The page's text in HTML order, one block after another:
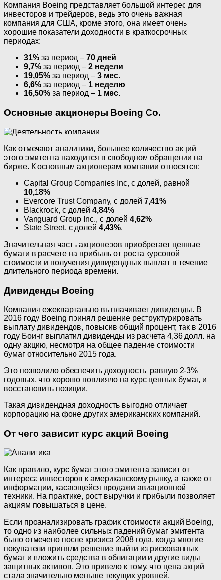
Компания Boeing представляет большой интерес для
инвесторов и трейдеров, ведь это очень важная
компания для США, кроме этого, она имеет очень
хорошие показатели доходности в краткосрочных
периодах:
31% за период – 70 дней
9,7% за период – 2 недели
19,05% за период – 3 мес.
6,6% за период – 1 неделю
16,50% за период – 1 мес.
Основные акционеры Boeing Co.
Как отмечают аналитики, большее количество акций
этого эмитента находится в свободном обращении на
бирже. К основным акционерам компании относятся:
Capital Group Companies Inc, с долей, равной
10,18%
Evercore Trust Company, с долей 7,41%
Blackrock, с долей 4,84%
Vanguard Group Inc., с долей 4,62%
State Street, с долей 4,43%.
Значительная часть акционеров приобретает ценные
бумаги в расчете на прибыль от роста курсовой
стоимости и получения дивидендных выплат в течение
длительного периода времени.
Дивиденды Boeing
Компания ежеквартально выплачивает дивиденды. В
2016 году Boeing принял решение реструктурировать
выплату дивидендов, повысив общий процент, так в 2016
году Боинг выплатил дивиденды из расчета 4,36 долл. на
одну акцию, несмотря на общее падение стоимости
бумаг относительно 2015 года.
Это позволило обеспечить доходность, равную 2-3%
годовых, что хорошо повлияло на курс ценных бумаг, и
восстановить позиции.
Такая дивидендная доходность выгодно отличает
корпорацию на фоне других американских компаний.
От чего зависит курс акций Boeing
Как правило, курс бумаг этого эмитента зависит от
интереса инвесторов к американскому рынку, а также от
информации, касающейся продажи авиационной
техники. На практике, рост выручки и прибыли позволяет
акциям повышаться в цене.
Если проанализировать график стоимости акций Boeing,
то одно из наиболее сильных падений бумаг эмитента
было отмечено после кризиса 2008 года, когда многие
покупатели приняли решение выйти из рискованных
бумаг и вложить средства в облигации и другие виды
защитных активов. Это привело к тому, что цена акций
стала значительно меньше текущих уровней.